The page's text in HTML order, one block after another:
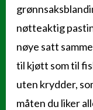
nøtteaktig
nøye satt
til kjøtt som til
uten krydder,
måten du liker